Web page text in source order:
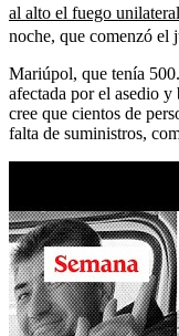
al alto el fuego unilateral
noche, que comenzó el
Mariúpol, que tenía
afectada por el asedio y
cree que cientos de
falta de suministros,